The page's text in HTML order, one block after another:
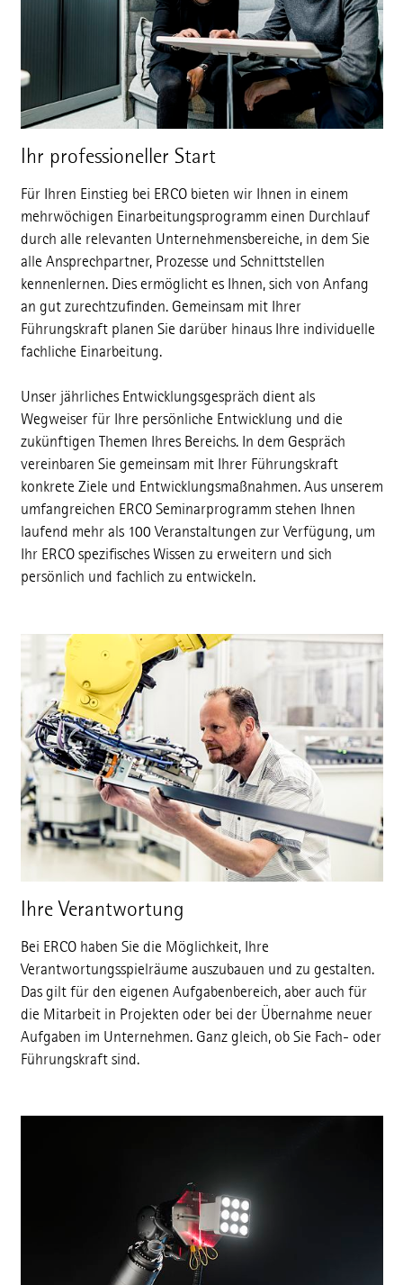
Ihr professioneller Start
Für Ihren Einstieg bei ERCO bieten wir Ihnen in einem
mehrwöchigen Einarbeitungsprogramm einen Durchlauf
durch alle relevanten Unternehmensbereiche, in dem Sie
alle Ansprechpartner, Prozesse und Schnittstellen
kennenlernen. Dies ermöglicht es Ihnen, sich von Anfang
an gut zurechtzufinden. Gemeinsam mit Ihrer
Führungskraft planen Sie darüber hinaus Ihre individuelle
fachliche Einarbeitung.
Unser jährliches Entwicklungsgespräch dient als
Wegweiser für Ihre persönliche Entwicklung und die
zukünftigen Themen Ihres Bereichs. In dem Gespräch
vereinbaren Sie gemeinsam mit Ihrer Führungskraft
konkrete Ziele und Entwicklungsmaßnahmen. Aus unserem
umfangreichen ERCO Seminarprogramm stehen Ihnen
laufend mehr als 100 Veranstaltungen zur Verfügung, um
Ihr ERCO spezifisches Wissen zu erweitern und sich
persönlich und fachlich zu entwickeln.
Ihre Verantwortung
Bei ERCO haben Sie die Möglichkeit, Ihre
Verantwortungsspielräume auszubauen und zu gestalten.
Das gilt für den eigenen Aufgabenbereich, aber auch für
die Mitarbeit in Projekten oder bei der Übernahme neuer
Aufgaben im Unternehmen. Ganz gleich, ob Sie Fach- oder
Führungskraft sind.